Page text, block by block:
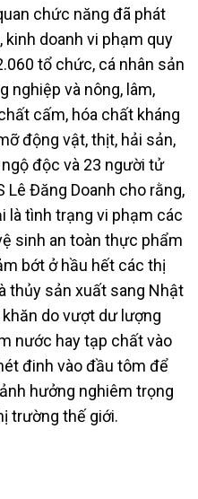
chức năng đã phát
kinh doanh vi phạm quy
tổ chức, cá nhân sản
nghiệp và nông, lâm,
cấm, hóa chất kháng
động vật, thịt, hải sản,
độc và 23 người tử
Lê Đăng Doanh cho rằng,
là tình trạng vi phạm các
sinh an toàn thực phẩm
bớt ở hầu hết các thị
thủy sản xuất sang Nhật
do vượt dư lượng
nước hay tạp chất vào
đinh vào đầu tôm để
hưởng nghiêm trọng
trường thế giới.